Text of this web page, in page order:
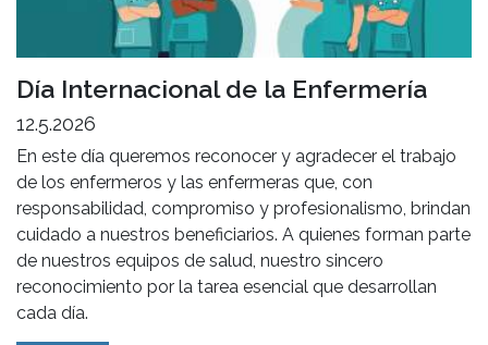
Día Internacional de la Enfermería
12.5.2026
En este día queremos reconocer y agradecer el trabajo
de los enfermeros y las enfermeras que, con
responsabilidad, compromiso y profesionalismo, brindan
cuidado a nuestros beneficiarios. A quienes forman parte
de nuestros equipos de salud, nuestro sincero
reconocimiento por la tarea esencial que desarrollan
cada día.